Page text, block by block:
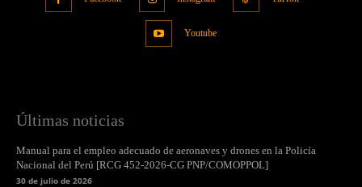
Youtube
Últimas noticias
Manual para el empleo adecuado de aeronaves y drones en la Policía
Nacional del Perú [RCG 452-2026-CG PNP/COMOPPOL]
30 de julio de 2026